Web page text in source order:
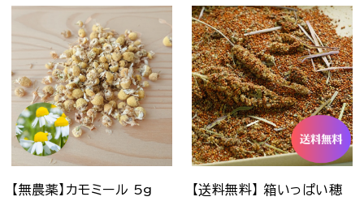
【無農薬】カモミール 5g
【送料無料】 箱いっぱい穂